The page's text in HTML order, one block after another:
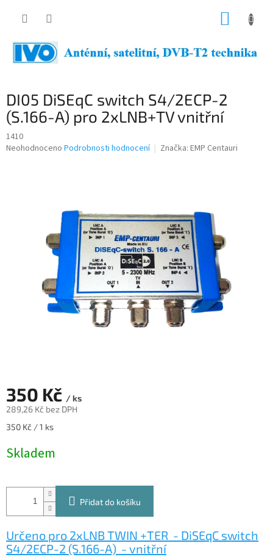
DI05 DiSEqC switch S4/2ECP-2
(S.166-A) pro 2xLNB+TV vnitřní
1410
Průměrné
Neohodnoceno Podrobnosti hodnocení Značka: EMP Centauri
350 Kč / ks
289,26 Kč bez DPH
Měrná
350 Kč / 1 ks
Skladem
Přidat do košíku
Určeno pro 2xLNB TWIN +TER - DiSEqC switch
S4/2ECP-2 (S.166-A) - vnitřní